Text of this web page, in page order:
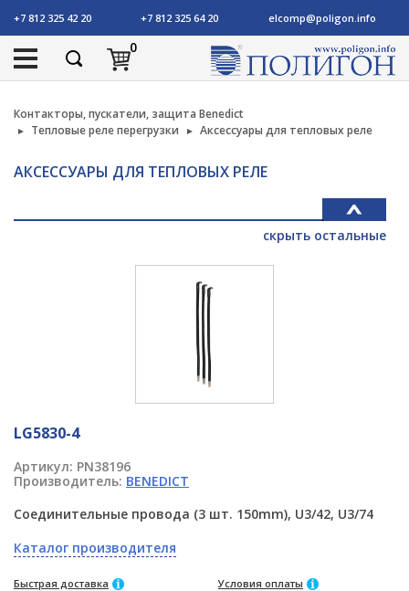
+7 812 325 42 20 +7 812 325 64 20 elcomp@poligon.info
0
Контакторы, пускатели, защита Benedict
Тепловые реле перегрузки
Аксессуары для тепловых реле
АКСЕССУАРЫ ДЛЯ ТЕПЛОВЫХ РЕЛЕ
скрыть остальные
LG5830-4
Артикул: PN38196
Производитель: BENEDICT
Соединительные провода (3 шт. 150mm), U3/42, U3/74
Каталог производителя
Быстрая доставка Условия оплаты